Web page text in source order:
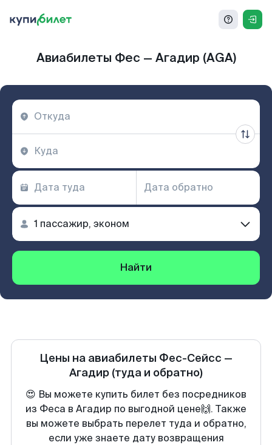
Авиабилеты Фес — Агадир (AGA)
Найти
Цены на авиабилеты Фес-Сейсс —
Агадир (туда и обратно)
😍 Вы можете купить билет без посредников
из Феса в Агадир по выгодной цене🙌. Также
вы можете выбрать перелет туда и обратно,
если уже знаете дату возвращения